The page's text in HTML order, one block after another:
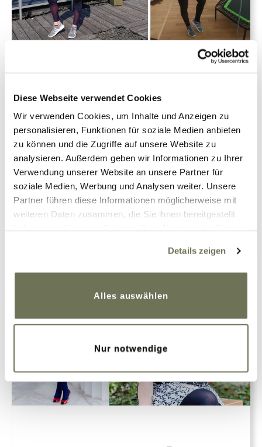
Diese Webseite verwendet Cookies
Wir verwenden Cookies, um Inhalte und Anzeigen zu
personalisieren, Funktionen für soziale Medien anbieten
zu können und die Zugriffe auf unsere Website zu
analysieren. Außerdem geben wir Informationen zu Ihrer
Verwendung unserer Website an unsere Partner für
soziale Medien, Werbung und Analysen weiter. Unsere
Partner führen diese Informationen möglicherweise mit
weiteren Daten zusammen, die Sie ihnen bereitgestellt
Cookies, wenn Sie unsere Webseite weiterhin nutzen.
Weitere Informationen finden Sie in unserer
Details zeigen
Alles auswählen
Nur notwendige
Jumping Fitness Instructor
mit Lipödem
Weiterlesen